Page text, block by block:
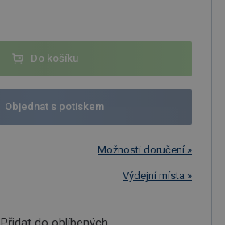
Do košíku
Objednat s potiskem
Možnosti doručení »
Výdejní místa »